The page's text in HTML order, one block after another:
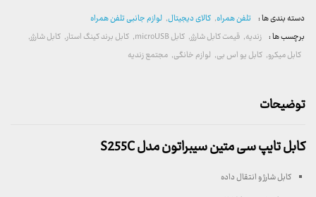
دسته بندی ها : تلفن همراه, کالای دیجیتال, لوازم جانبی تلفن همراه
برچسب ها : زندیه, قیمت کابل شارژر, کابل microUSB , کابل برند کینگ استار, کابل شارژر,
کابل میکرو, کابل یو اس بی, لوازم خانگی, مجتمع زندیه
توضیحات
کابل تایپ سی متین سیبراتون مدل S255C
کابل شارژ و انتقال داده